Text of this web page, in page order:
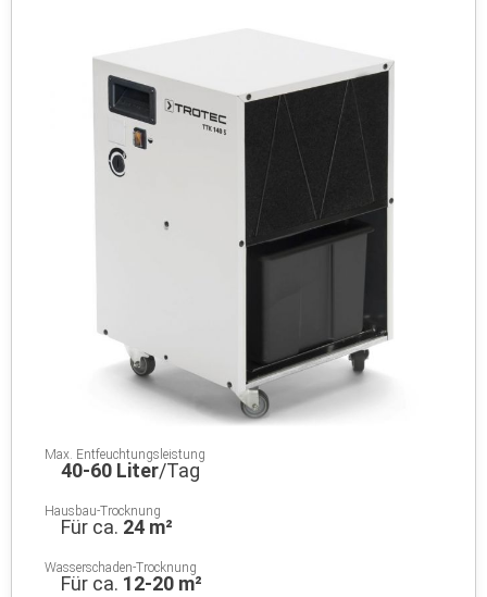
Max. Entfeuchtungsleistung
40-60 Liter/Tag
Hausbau-Trocknung
Für ca. 24 m²
Wasserschaden-Trocknung
Für ca. 12-20 m²